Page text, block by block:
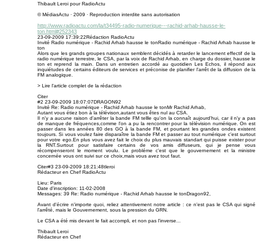
Thibault Leroi pour RadioActu
© MédiasActu · 2009 · Reproduction interdite sans autorisation
http://www.radioactu.com/la/t34495-radio-numerique---rachid-arhab-hausse-le-
ton.html#252343
23-09-2009 17:39:22Rédaction RadioActu
Invité Radio numérique - Rachid Arhab hausse le tonRadio numérique - Rachid Arhab hausse le
ton
Alors que les grands groupes nationaux semblent décidés à retarder le lancement effectif de la
radio numérique terrestre, le CSA, par la voix de Rachid Arhab, en charge du dossier, hausse le
ton et reprend la main. Dans un entretien accordé au quotidien Les Echos, il répond aux
inquiétudes de certains éditeurs de services et préconise de planifier l'arrêt de la diffusion de la
FM analogique.
> Lire l'article complet de la rédaction
Citer
#2 23-09-2009 18:07:07DRAGON92
Invité Re: Radio numérique - Rachid Arhab hausse le tonMr Rachid Arhab,
Autant vous étiez bon à la télévison,autant vous êtes nul au CSA.
Il n'y a aucune raison d'arrêter la bande FM tellle qu'on la connaît aujourd'hui, car il n'y a pas
de manque de fréquences,comme l'on a pu la rencontrer pour la télévision numérique. On est
passer dans les années 80 des GO à la bande FM, et pourtant les grandes ondes existent
toujours. Si vous voulez faire disparaître la bande FM et passer au tout numérique c'est surtout
pour votre ego.En plus vous avez fait le choix du plus mauvais standart qui puisse exister pour
la RNT.Surtout pour satisfaire certains de vos amis diffuseurs, qui je pense vous
récompenseront le moment voulu. Le probléme c'est que le gouvernement et la ministre
concernée vous ont suivi sur ce choix,mais vous avez tout faut.
Citer#3 23-09-2009 18:21:48tleroi
Rédacteur en Chef RadioActu
Lieu: Paris
Date d'inscription: 11-02-2008
Messages: 39 Re: Radio numérique - Rachid Arhab hausse le tonDragon92,
Avant d'écrire n'importe quoi, reliez attentivement notre article : ce n'est pas le CSA qui signé
l'arrêté, mais le Gouvernement, sous la pression du GRN.
Le CSA a été mis devant le fait accompli, et non pas l'inverse...
Thibault Leroi
Rédacteur en Chef